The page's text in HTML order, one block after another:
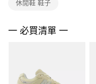
請求用戶進行身份認證。
５．嚴禁一人註冊多個帳號或
休閒鞋 鞋子
一 必買清單 一